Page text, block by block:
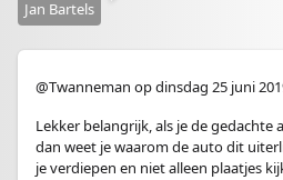
Jan Bartels
@Twanneman op dinsdag 25 juni
Lekker belangrijk, als je de
dan weet je waarom de auto dit
je verdiepen en niet alleen plaatjes